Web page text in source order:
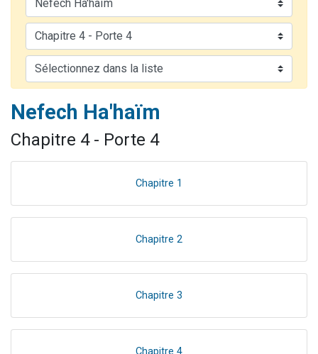
Il reste 49 places pour étudier en groupe sur Zoom
12 nouvelles musiques dans Torah-Box Music
Nefech Ha'haïm
Chapitre 4 - Porte 4
Chapitre 1
Chapitre 2
Chapitre 3